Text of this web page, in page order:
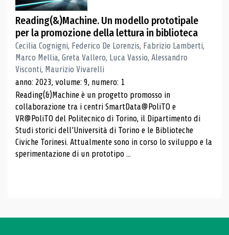
Reading(&)Machine. Un modello prototipale
per la promozione della lettura in biblioteca
Cecilia Cognigni, Federico De Lorenzis, Fabrizio Lamberti,
Marco Mellia, Greta Vallero, Luca Vassio, Alessandro
Visconti, Maurizio Vivarelli
anno: 2023, volume: 9, numero: 1
Reading(&)Machine è un progetto promosso in
collaborazione tra i centri SmartData@PoliTO e
VR@PoliTO del Politecnico di Torino, il Dipartimento di
Studi storici dell’Università di Torino e le Biblioteche
Civiche Torinesi. Attualmente sono in corso lo sviluppo e la
sperimentazione di un prototipo ...